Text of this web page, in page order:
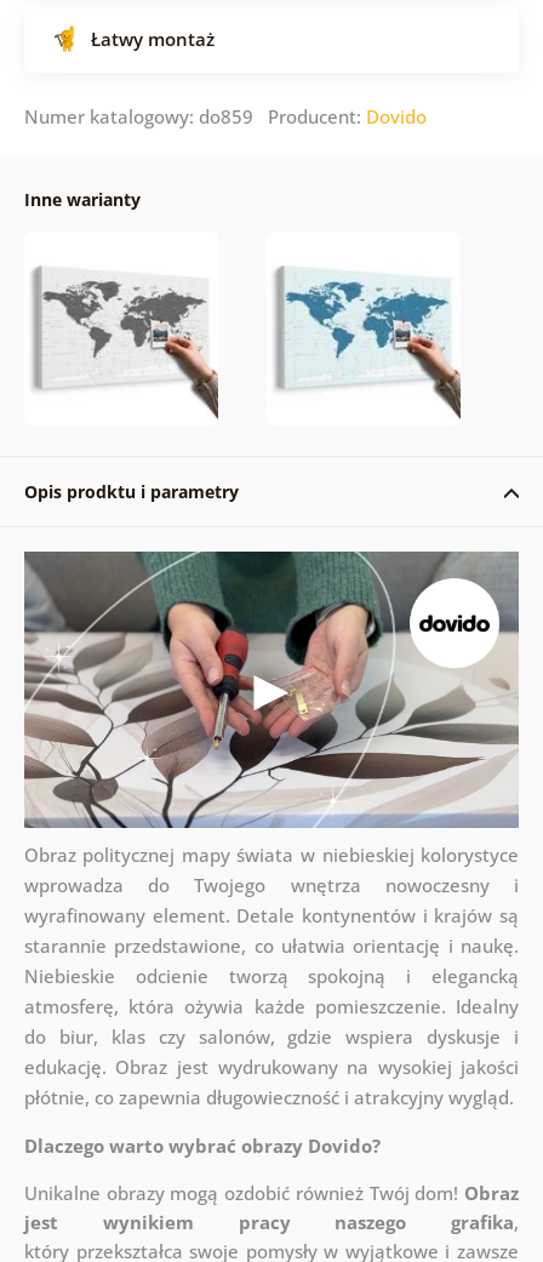
Łatwy montaż
Numer katalogowy: do859 Producent: Dovido
Inne warianty
Opis prodktu i parametry
Obraz politycznej mapy świata w niebieskiej kolorystyce
wprowadza do Twojego wnętrza nowoczesny i
wyrafinowany element. Detale kontynentów i krajów są
starannie przedstawione, co ułatwia orientację i naukę.
Niebieskie odcienie tworzą spokojną i elegancką
atmosferę, która ożywia każde pomieszczenie. Idealny
do biur, klas czy salonów, gdzie wspiera dyskusje i
edukację. Obraz jest wydrukowany na wysokiej jakości
płótnie, co zapewnia długowieczność i atrakcyjny wygląd.
Dlaczego warto wybrać obrazy Dovido?
Unikalne obrazy mogą ozdobić również Twój dom! Obraz
jest wynikiem pracy naszego grafika,
który przekształca swoje pomysły w wyjątkowe i zawsze